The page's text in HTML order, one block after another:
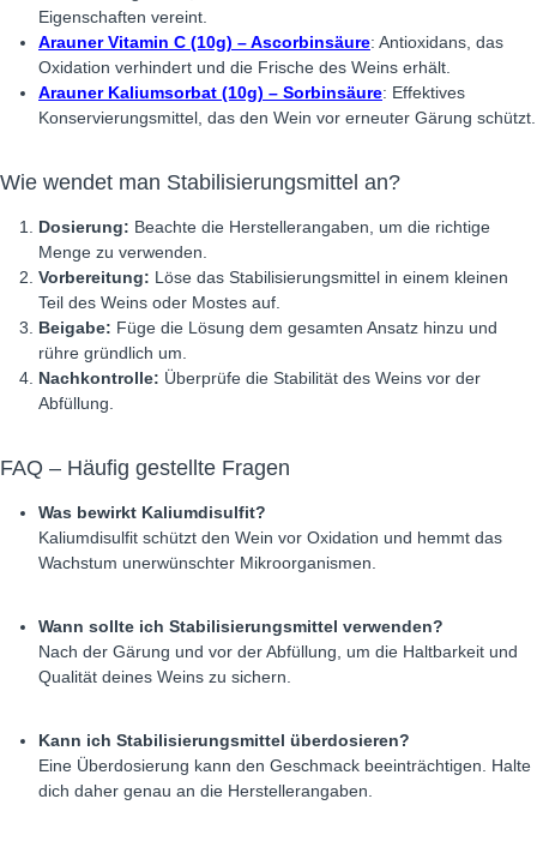
Eigenschaften vereint.
Arauner Vitamin C (10g) – Ascorbinsäure: Antioxidans, das
Oxidation verhindert und die Frische des Weins erhält.
Arauner Kaliumsorbat (10g) – Sorbinsäure: Effektives
Konservierungsmittel, das den Wein vor erneuter Gärung schützt.
Wie wendet man Stabilisierungsmittel an?
Dosierung: Beachte die Herstellerangaben, um die richtige
Menge zu verwenden.
Vorbereitung: Löse das Stabilisierungsmittel in einem kleinen
Teil des Weins oder Mostes auf.
Beigabe: Füge die Lösung dem gesamten Ansatz hinzu und
rühre gründlich um.
Nachkontrolle: Überprüfe die Stabilität des Weins vor der
Abfüllung.
FAQ – Häufig gestellte Fragen
Was bewirkt Kaliumdisulfit?
Kaliumdisulfit schützt den Wein vor Oxidation und hemmt das
Wachstum unerwünschter Mikroorganismen.
Wann sollte ich Stabilisierungsmittel verwenden?
Nach der Gärung und vor der Abfüllung, um die Haltbarkeit und
Qualität deines Weins zu sichern.
Kann ich Stabilisierungsmittel überdosieren?
Eine Überdosierung kann den Geschmack beeinträchtigen. Halte
dich daher genau an die Herstellerangaben.